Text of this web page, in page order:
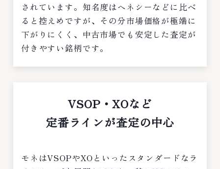
されています。知名度はヘネシーなどに比べ
ると控えめですが、その分市場価格が極端に
下がりにくく、中古市場でも安定した査定が
付きやすい銘柄です。
VSOP・XOなど
定番ラインが査定の中心
モネはVSOPやXOといったスタンダードなラ